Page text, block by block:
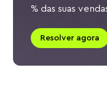
% das suas
Resolver agora